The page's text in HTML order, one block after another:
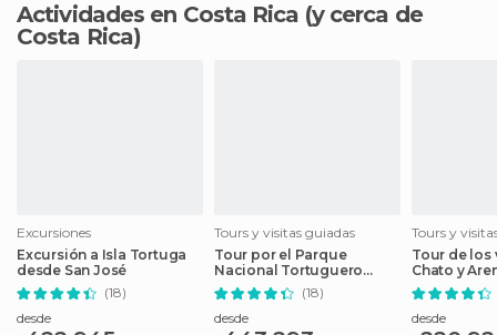
Actividades en Costa Rica (y cerca de
Costa Rica)
Excursiones
Excursión a Isla Tortuga
desde San José
(18)
desde
Tours y visitas guiadas
Tour por el Parque
Nacional Tortuguero
desde San José
(18)
desde
Tours y
Tour de los
Chato y
Arenal
desde